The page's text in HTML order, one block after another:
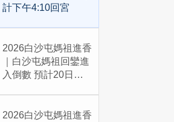
計下午4:10回宮
2026白沙屯媽祖進香
｜白沙屯媽祖回鑾進
入倒數 預計20日回
2026白沙屯媽祖進香